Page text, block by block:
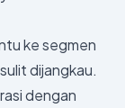
ke segmen
dijangkau.
dengan